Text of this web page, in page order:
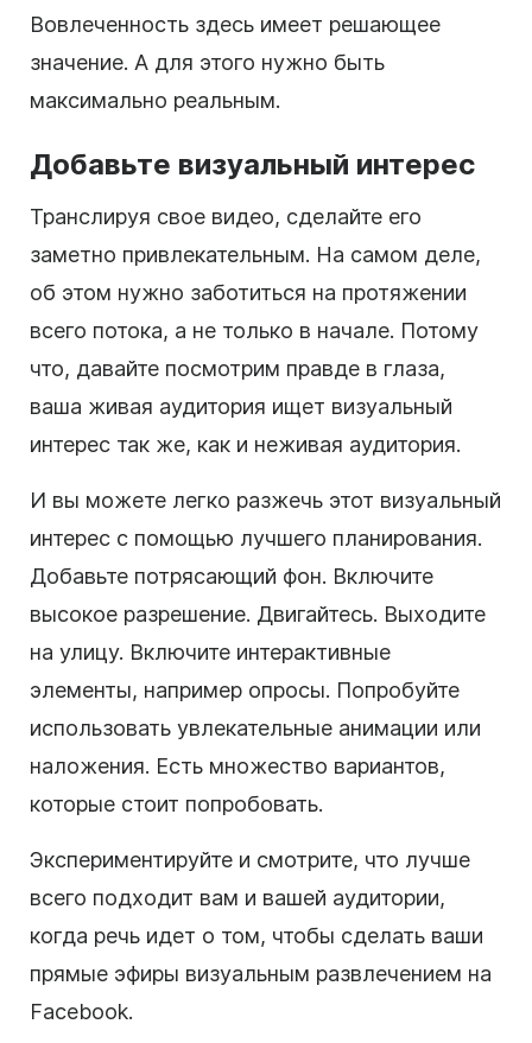
Вовлеченность здесь имеет решающее
значение. А для этого нужно быть
максимально реальным.
Добавьте визуальный интерес
Транслируя свое видео, сделайте его
заметно привлекательным. На самом деле,
об этом нужно заботиться на протяжении
всего потока, а не только в начале. Потому
что, давайте посмотрим правде в глаза,
ваша живая аудитория ищет визуальный
интерес так же, как и неживая аудитория.
И вы можете легко разжечь этот визуальный
интерес с помощью лучшего планирования.
Добавьте потрясающий фон. Включите
высокое разрешение. Двигайтесь. Выходите
на улицу. Включите интерактивные
элементы, например опросы. Попробуйте
использовать увлекательные анимации или
наложения. Есть множество вариантов,
которые стоит попробовать.
Экспериментируйте и смотрите, что лучше
всего подходит вам и вашей аудитории,
когда речь идет о том, чтобы сделать ваши
прямые эфиры визуальным развлечением на
Facebook.